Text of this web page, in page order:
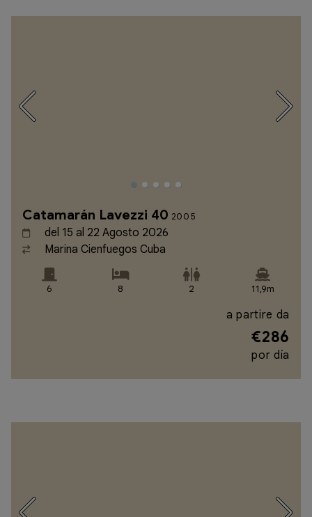
Catamarán Lavezzi 40 2005
del 15 al 22 Agosto 2026
Marina Cienfuegos Cuba
6 8 2 11,9m
a partire da
€286
por día